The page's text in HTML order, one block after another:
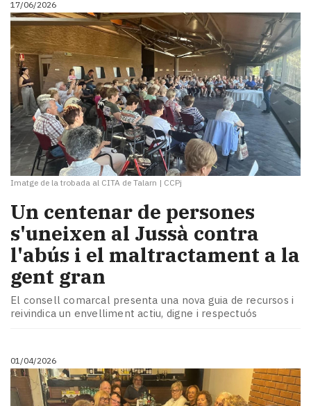
i
turisme
Cultura
Esports
Mai
tant!
TV
i
mitjans
El
temps
Reportatges
Entrevistes
Enquestes
A
escena!
Dis
la
teva!
Subscriptors
del
Pallars
Contingut
17/06/2026
Imatge de la trobada al CITA de Talarn | CCPj
Un centenar de persones
s'uneixen al Jussà contra
l'abús i el maltractament a la
gent gran
El consell comarcal presenta una nova guia de recursos i
reivindica un envelliment actiu, digne i respectuós
01/04/2026